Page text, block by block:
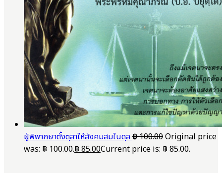
ผู้พิพากษาตั้งตุลาให้สังคมสมในดุล฿100.00Original price
was: ฿ 100.00.฿85.00Current price is: ฿ 85.00.